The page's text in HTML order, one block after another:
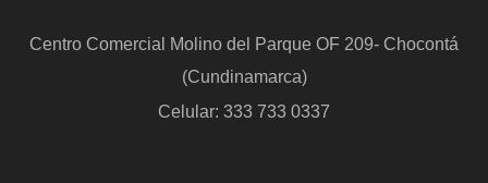
Centro Comercial Molino del Parque OF 209- Chocontá
(Cundinamarca)
Celular: 333 733 0337